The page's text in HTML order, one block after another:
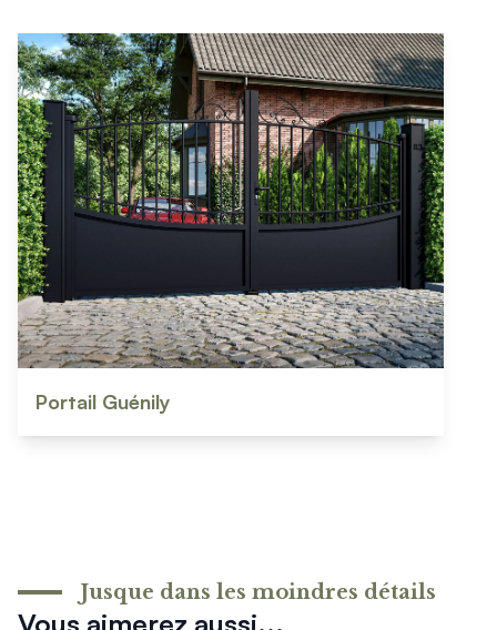
Portail Guénily
Vous aimerez aussi...
Jusque dans les moindres détails